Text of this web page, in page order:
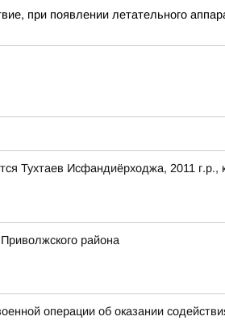
при появлении летательного
Исфандиёрходжа, 2011 г.p.,
района
операции об оказании